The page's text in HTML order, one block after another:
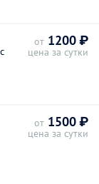
от 1200 ₽
цена за сутки
от 1500 ₽
цена за сутки